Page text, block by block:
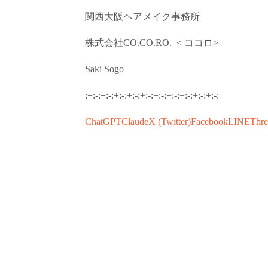
関西大阪ヘアメイク事務所
株式会社CO.CO.RO. < ココロ>
Saki Sogo
:+:-:+:-:+:-:+:-:+:-:+:-:+:-:+:-:+:-:+:-:
ChatGPTClaudeX (Twitter)FacebookLINE